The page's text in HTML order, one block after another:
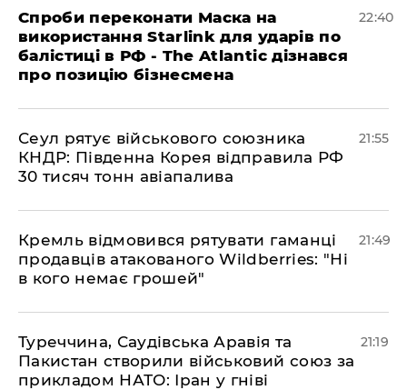
​Спроби переконати Маска на
використання Starlink для ударів по
балістиці в РФ - The Atlantic дізнався
про позицію бізнесмена
22:40
​Сеул рятує військового союзника
КНДР: Південна Корея відправила РФ
30 тисяч тонн авіапалива
21:55
​Кремль відмовився рятувати гаманці
продавців атакованого Wildberries: "Ні
в кого немає грошей"
21:49
​Туреччина, Саудівська Аравія та
Пакистан створили військовий союз за
прикладом НАТО: Іран у гніві
21:19